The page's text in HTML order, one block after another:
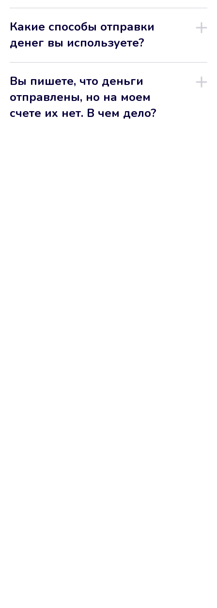
Какие способы отправки
денег вы используете?
Вы пишете, что деньги
отправлены, но на моем
счете их нет. В чем дело?